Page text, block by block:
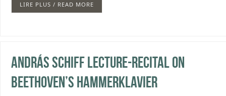
LIRE PLUS / READ MORE
András Schiff Lecture-Recital on
Beethoven’s Hammerklavier